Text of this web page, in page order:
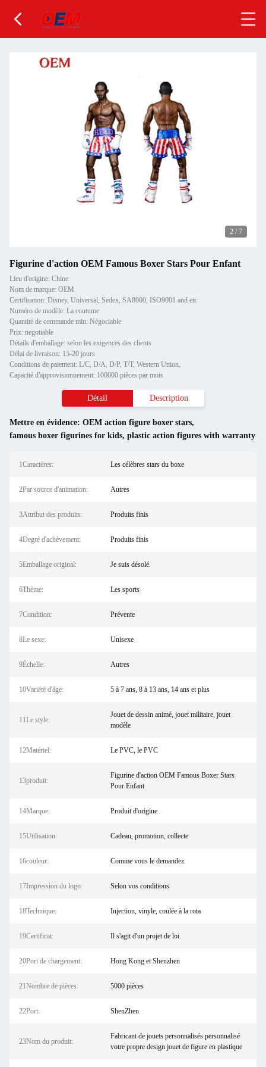
2 / 7
Figurine d'action OEM Famous Boxer Stars Pour Enfant
Lieu d'origine: Chine
Nom de marque: OEM
Certification: Disney, Universal, Sedex, SA8000, ISO9001 and etc
Numéro de modèle: La coutume
Quantité de commande min: Négociable
Prix: negotiable
Détails d'emballage: selon les exigences des clients
Délai de livraison: 15-20 jours
Conditions de paiement: L/C, D/A, D/P, T/T, Western Union,
Capacité d'approvisionnement: 100000 pièces par mois
Détail Description
Mettre en évidence: OEM action figure boxer stars,
famous boxer figurines for kids, plastic action figures with warranty
1Caractères: Les célèbres stars du boxe
2Par source d'animation: Autres
3Attribut des produits: Produits finis
4Degré d'achèvement: Produits finis
5Emballage original: Je suis désolé.
6Thème: Les sports
7Condition: Prévente
8Le sexe: Unisexe
9Échelle: Autres
10Variété d'âge: 5 à 7 ans, 8 à 13 ans, 14 ans et plus
11Le style:
Jouet de dessin animé, jouet militaire, jouet
modèle
12Matériel: Le PVC, le PVC
13produit:
Figurine d'action OEM Famous Boxer Stars
Pour Enfant
14Marque: Produit d'origine
15Utilisation: Cadeau, promotion, collecte
16couleur: Comme vous le demandez.
17Impression du logo: Selon vos conditions
18Technique: Injection, vinyle, coulée à la rota
19Certificat: Il s'agit d'un projet de loi.
20Port de chargement: Hong Kong et Shenzhen
21Nombre de pièces: 5000 pièces
22Port: ShenZhen
23Nom du produit:
Fabricant de jouets personnalisés personnalisé
votre propre design jouet de figure en plastique